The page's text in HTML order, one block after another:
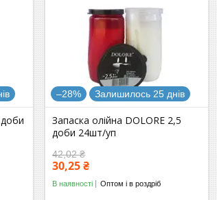
–28% Залишилось 25 днів
Запаска олійна DOLORE 2,5
доби 24шт/уп
42,02 ₴
30,25 ₴
В наявності Оптом і в роздріб